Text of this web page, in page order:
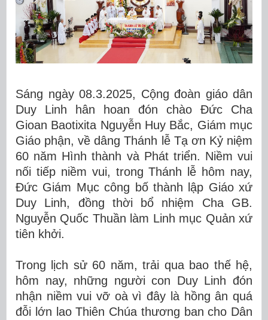
Sáng ngày 08.3.2025, Cộng đoàn giáo dân
Duy Linh hân hoan đón chào Đức Cha
Gioan Baotixita Nguyễn Huy Bắc, Giám mục
Giáo phận, về dâng Thánh lễ Tạ ơn Kỷ niệm
60 năm Hình thành và Phát triển. Niềm vui
nối tiếp niềm vui, trong Thánh lễ hôm nay,
Đức Giám Mục công bố thành lập Giáo xứ
Duy Linh, đồng thời bổ nhiệm Cha GB.
Nguyễn Quốc Thuần làm Linh mục Quản xứ
tiên khởi.
Trong lịch sử 60 năm, trải qua bao thế hệ,
hôm nay, những người con Duy Linh đón
nhận niềm vui vỡ oà vì đây là hồng ân quá
đỗi lớn lao Thiên Chúa thương ban cho Dân